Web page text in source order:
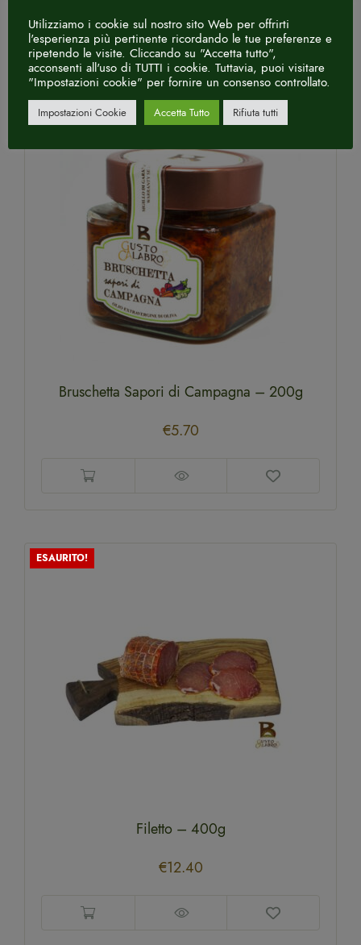
Bruschetta Sapori di Campagna – 200g
€5.70
ESAURITO!
Filetto – 400g
€12.40
Utilizziamo i cookie sul nostro sito Web per offrirti
l'esperienza più pertinente ricordando le tue preferenze e
ripetendo le visite. Cliccando su "Accetta tutto",
acconsenti all'uso di TUTTI i cookie. Tuttavia, puoi visitare
"Impostazioni cookie" per fornire un consenso controllato.
Impostazioni Cookie Accetta Tutto Rifiuta tutti